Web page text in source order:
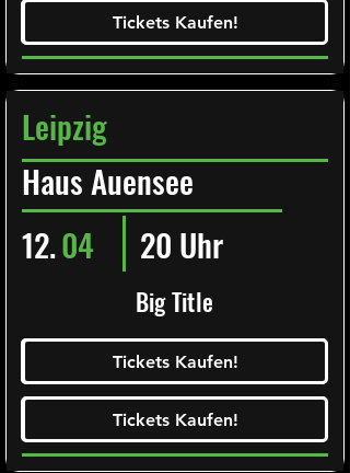
Tickets Kaufen!
Tickets Kaufen!
Leipzig
Haus Auensee
Big Title
12.04 20 Uhr
Tickets Kaufen!
Ticketalarm abonieren!
Tickets Kaufen!
Tickets Kaufen!
Tickets Kaufen!